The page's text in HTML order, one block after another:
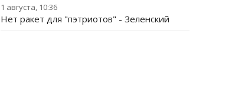
1 августа, 10:36
Нет ракет для "пэтриотов" - Зеленский